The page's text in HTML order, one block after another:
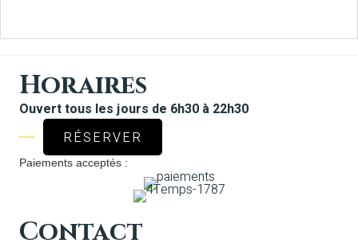
Horaires
Ouvert tous les jours de 6h30 à 22h30
RÉSERVER
Paiements acceptés :
Contact